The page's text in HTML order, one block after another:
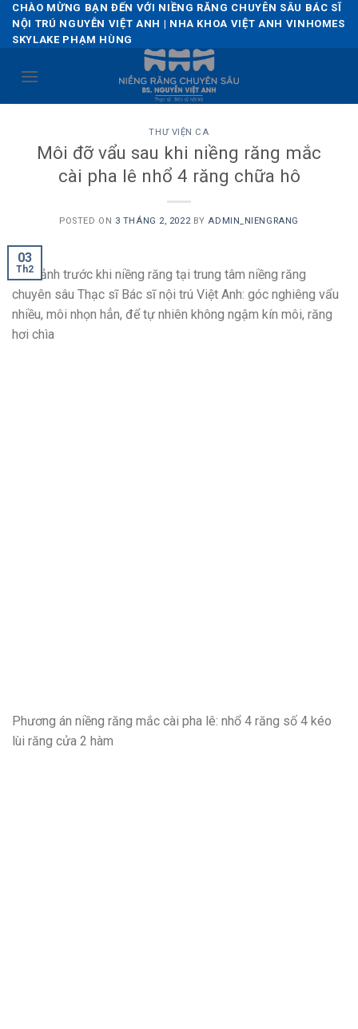
Skip
content
CHÀO MỪNG BẠN ĐẾN VỚI NIỀNG RĂNG CHUYÊN SÂU BÁC SĨ
NỘI TRÚ NGUYỄN VIỆT ANH | NHA KHOA VIỆT ANH VINHOMES
SKYLAKE PHẠM HÙNG
THƯ VIỆN CA
Môi đỡ vẩu sau khi niềng răng mắc
cài pha lê nhổ 4 răng chữa hô
POSTED ON 3 THÁNG 2, 2022 BY ADMIN_NIENGRANG
03
Th2
Hình ảnh trước khi niềng răng tại trung tâm niềng răng
chuyên sâu Thạc sĩ Bác sĩ nội trú Việt Anh: góc nghiêng vẩu
nhiều, môi nhọn hẳn, để tự nhiên không ngậm kín môi, răng
hơi chìa
Phương án niềng răng mắc cài pha lê: nhổ 4 răng số 4 kéo
lùi răng cửa 2 hàm